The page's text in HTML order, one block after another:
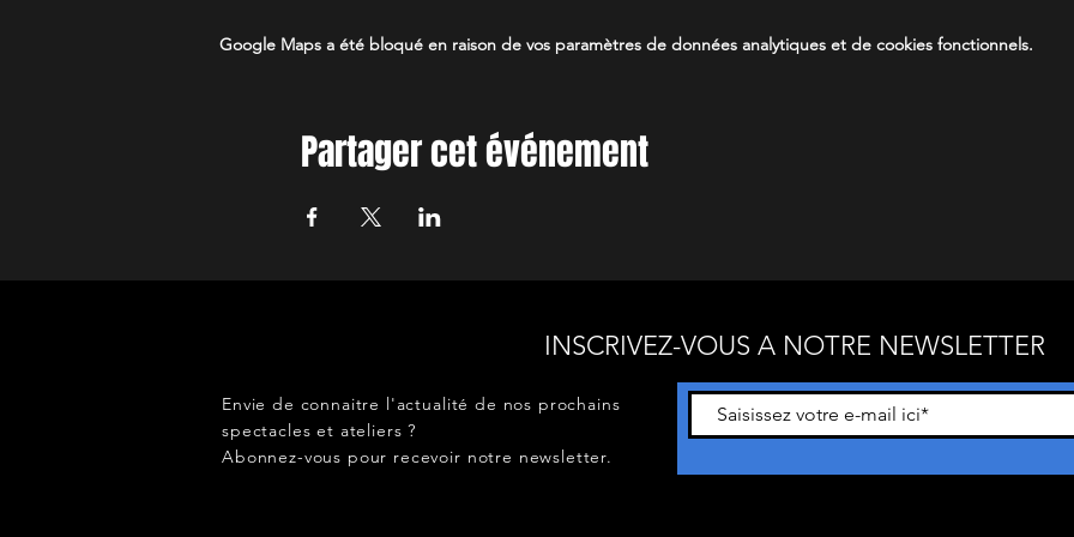
Google Maps a été bloqué en raison de vos paramètres de données analytiques et de cookies fonctionnels.
Partager cet événement
INSCRIVEZ-VOUS A NOTRE NEWSLETTER
Envie de connaitre l'actualité de nos prochains
spectacles et ateliers ?
Abonnez-vous pour recevoir notre newsletter.